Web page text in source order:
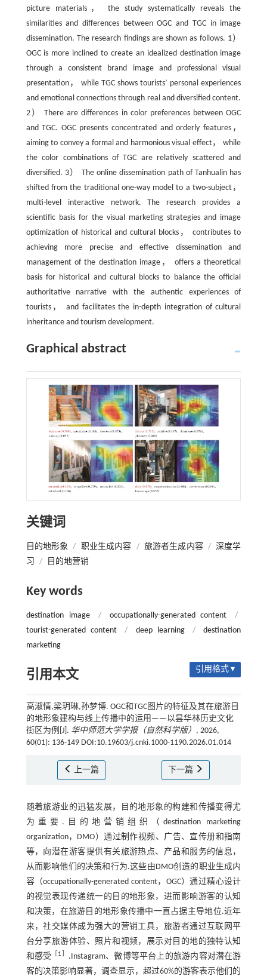
picture materials， the study systematically reveals the
similarities and differences between OGC and TGC in image
dissemination. The research findings are shown as follows. 1）
OGC is more inclined to create an idealized destination image
through a consistent brand image and professional visual
presentation， while TGC shows tourists’ personal experiences
and emotional connections through real and diversified content.
2） There are differences in color preferences between OGC
and TGC. OGC presents concentrated and orderly features，
aiming to convey a formal and harmonious visual effect， while
the color combinations of TGC are relatively scattered and
diversified. 3） The online dissemination path of Tanhualin has
shifted from the traditional one-way model to a two-subject，
multi-level interactive network. The research provides a
scientific basis for the visual marketing strategies and image
optimization of historical and cultural blocks， contributes to
achieving more precise and effective dissemination and
management of the destination image， offers a theoretical
basis for historical and cultural blocks to balance the official
authoritative narrative with the authentic experiences of
tourists， and facilitates the in-depth integration of cultural
inheritance and tourism development.
Graphical abstract
关键词
目的地形象 / 职业生成内容 / 旅游者生成内容 / 深度学
习 / 目的地营销
Key words
destination image / occupationally-generated content
/
tourist-generated content
/ deep learning /
destination
marketing
引用本文 引用格式 ▾
高淑情,梁玥琳,孙梦博. OGC和TGC图片的特征及其在旅游目
的地形象建构与线上传播中的运用——以昙华林历史文化
街区为例[J]. 华中师范大学学报（自然科学版） , 2026,
60(01): 136-149 DOI:10.19603/j.cnki.1000-1190.2026.01.014
上一篇 下一篇
随着旅游业的迅猛发展，目的地形象的构建和传播变得尤
为重要.目的地营销组织（destination marketing
organization，DMO）通过制作视频、广告、宣传册和指南
等，向潜在游客提供有关旅游热点、产品和服务的信息，
从而影响他们的决策和行为.这些由DMO创造的职业生成内
容（occupationally-generated content，OGC）通过精心设计
的视觉表现传递统一的目的地形象，进而影响游客的认知
和决策，在旅游目的地形象传播中一直占据主导地位.近年
来，社交媒体成为强大的营销工具，旅游者通过互联网平
台分享旅游体验、照片和视频，展示对目的地的独特认知
和感受
1
.Instagram、微博等平台上的旅游内容对潜在游
客的决策影响显著，调查显示，超过60%的游客表示他们的